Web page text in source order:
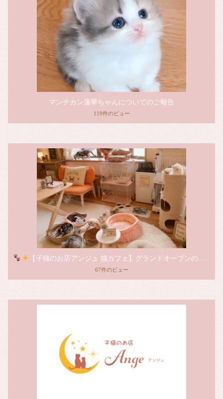
マンチカン蓮華ちゃんについてのご報告
119件のビュー
【子猫のお店アンジュ 猫カフェ】グランドオープンのお知らせ
67件のビュー